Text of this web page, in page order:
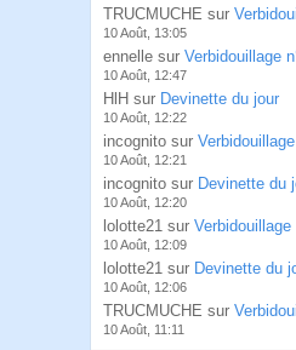
TRUCMUCHE sur
10 Août, 13:05
ennelle sur Verbidouillage
10 Août, 12:47
HlH sur Devinette du jour
10 Août, 12:22
incognito sur
10 Août, 12:21
incognito sur Devinette du
10 Août, 12:20
lolotte21 sur Verbidouillage
10 Août, 12:09
lolotte21 sur Devinette du
10 Août, 12:06
TRUCMUCHE sur
10 Août, 11:11